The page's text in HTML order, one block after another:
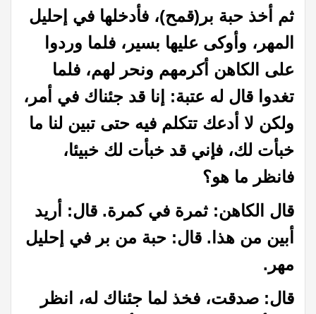
ثم أخذ حبة بر(قمح)، فأدخلها في إحليل
المهر، وأوكى عليها بسير، فلما وردوا
على الكاهن أكرمهم ونحر لهم، فلما
تغدوا قال له عتبة: إنا قد جئناك في أمر،
ولكن لا أدعك تتكلم فيه حتى تبين لنا ما
خبأت لك، فإني قد خبأت لك خبيئا،
فانظر ما هو؟
قال الكاهن: ثمرة في كمرة. قال: أريد
أبين من هذا. قال: حبة من بر في إحليل
مهر .
قال: صدقت، فخذ لما جئناك له، انظر